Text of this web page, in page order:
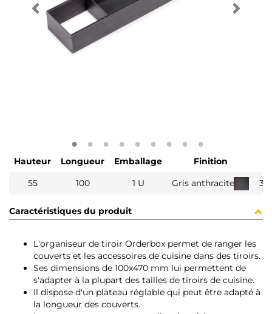
Hauteur Longueur Emballage Finition
55
100 1 U Gris anthracite
Caractéristiques du produit
L'organiseur de tiroir Orderbox permet de ranger les
couverts et les accessoires de cuisine dans des tiroirs.
Ses dimensions de 100x470 mm lui permettent de
s'adapter à la plupart des tailles de tiroirs de cuisine.
Il dispose d'un plateau réglable qui peut être adapté à
la longueur des couverts.